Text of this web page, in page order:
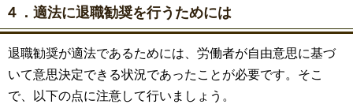
４．適法に退職勧奨を行うためには
退職勧奨が適法であるためには、労働者が自由意思に基づ
いて意思決定できる状況であったことが必要です。そこ
で、以下の点に注意して行いましょう。